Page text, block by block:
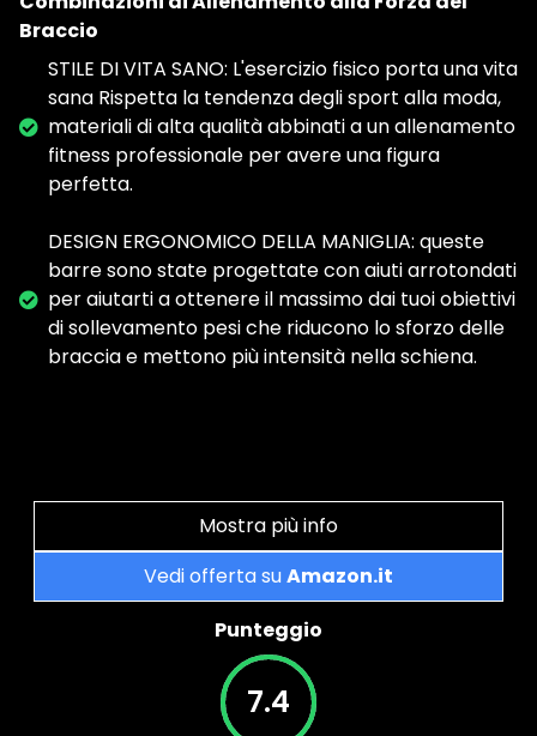
Braccio
STILE DI VITA SANO: L'esercizio fisico porta una vita
sana Rispetta la tendenza degli sport alla moda,
materiali di alta qualità abbinati a un allenamento
fitness professionale per avere una figura
perfetta.
DESIGN ERGONOMICO DELLA MANIGLIA: queste
barre sono state progettate con aiuti arrotondati
per aiutarti a ottenere il massimo dai tuoi obiettivi
di sollevamento pesi che riducono lo sforzo delle
braccia e mettono più intensità nella schiena.
Mostra più info
Vedi offerta suAmazon.it
Punteggio
7.4